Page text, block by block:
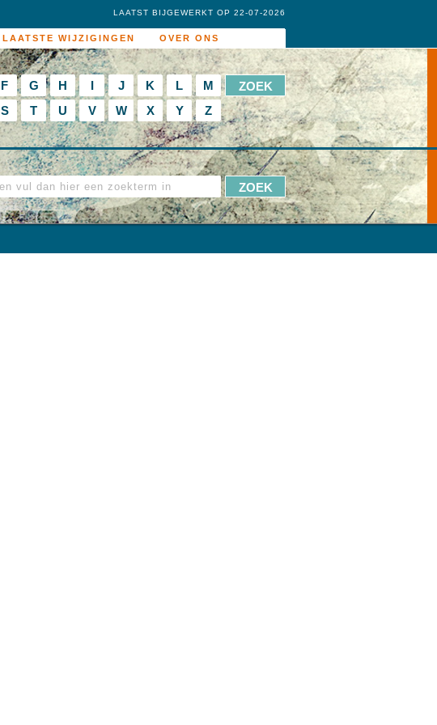
LAATSTE WIJZIGINGEN OVER ONS
LAATST BIJGEWERKT OP 22-07-2026
F G H I J K L
M
S T U V W X Y Z